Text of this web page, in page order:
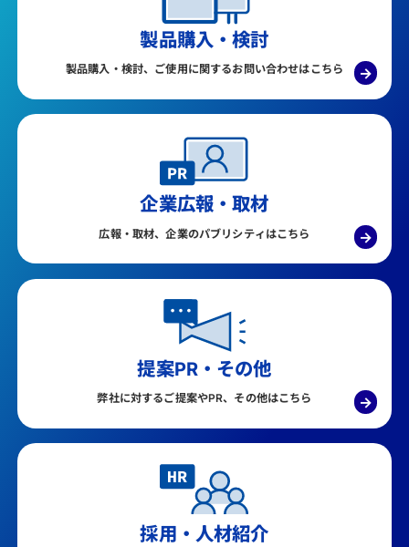
製品購入・検討
製品購入・検討、ご使用に関するお問い合わせはこちら →
企業広報・取材
広報・取材、企業のパブリシティはこちら →
提案PR・その他
弊社に対するご提案やPR、その他はこちら →
採用・人材紹介